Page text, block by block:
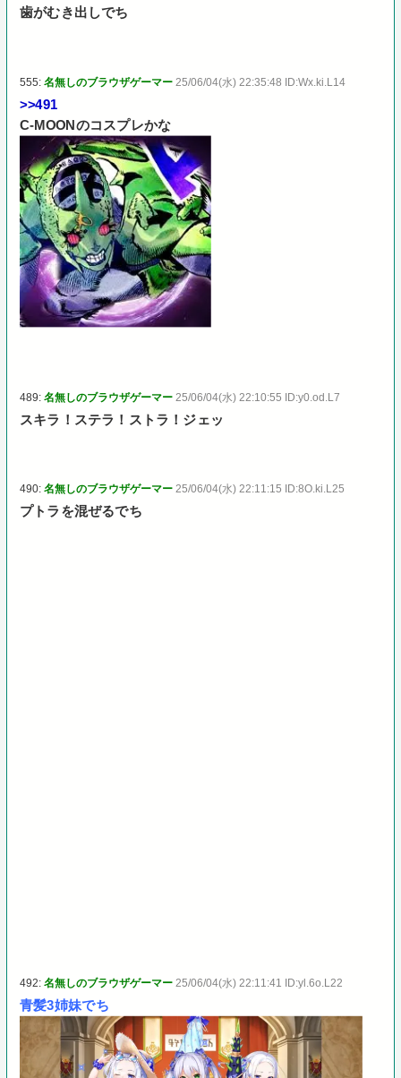
歯がむき出しでち
555:名無しのブラウザゲーマー 25/06/04(水) 22:35:48 ID:Wx.ki.L14
>>491
C-MOONのコスプレかな
489:名無しのブラウザゲーマー 25/06/04(水) 22:10:55 ID:y0.od.L7
スキラ！ステラ！ストラ！ジェッ
490:名無しのブラウザゲーマー 25/06/04(水) 22:11:15 ID:8O.ki.L25
プトラを混ぜるでち
492:名無しのブラウザゲーマー 25/06/04(水) 22:11:41 ID:yl.6o.L22
青髪3姉妹でち